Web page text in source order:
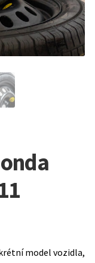
model vozidla,